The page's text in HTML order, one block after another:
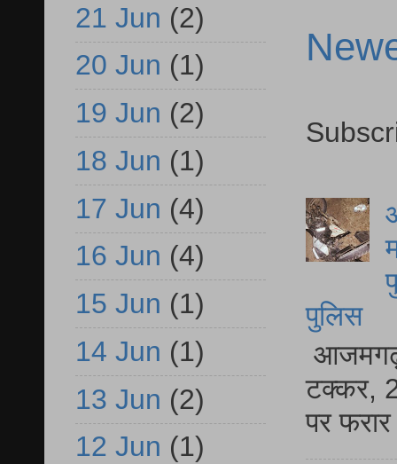
पुलिस
आजमगढ़
टक्कर,
पर
21 Jun (2)
20 Jun (1)
19 Jun (2)
18 Jun (1)
17 Jun (4)
16 Jun (4)
15 Jun (1)
14 Jun (1)
13 Jun (2)
12 Jun (1)